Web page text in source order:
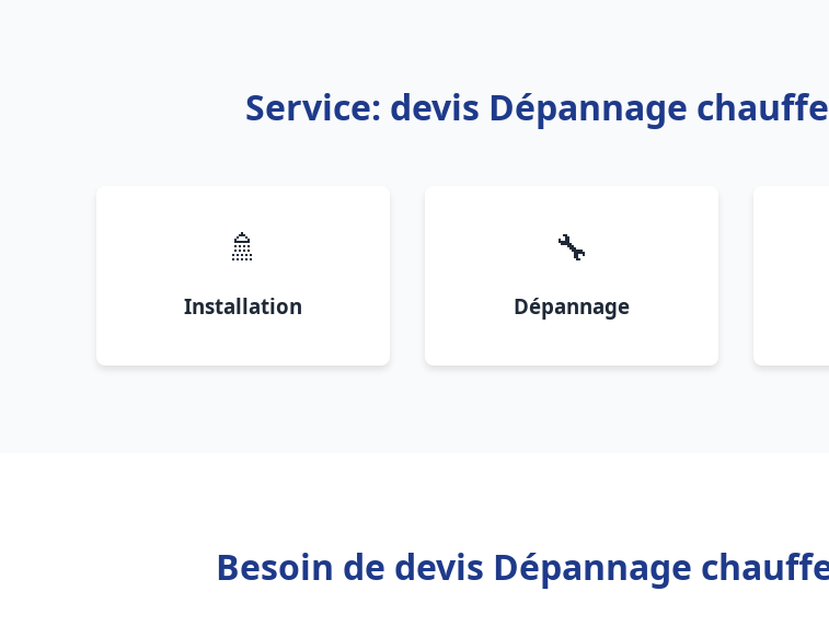
Service: devis Dépannage
🚿
Installation
🔧
Dépannage
Besoin de devis Dépannage